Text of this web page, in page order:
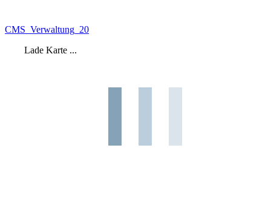
CMS_Verwaltung_20
Lade Karte ...